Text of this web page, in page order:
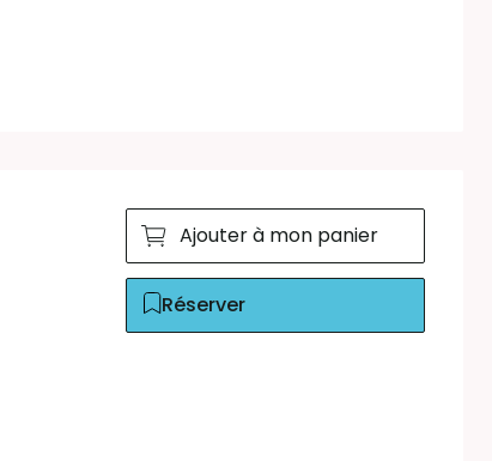
Ajouter à mon panier
Réserver